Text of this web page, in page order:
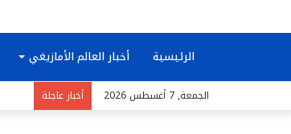
الرئيسية أخبار العالم الأمازيغي
الجمعة, 7 أغسطس 2026 أخبار عاجلة